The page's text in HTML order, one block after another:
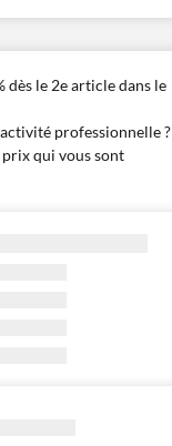
dès le 2e article dans le
professionnelle ?
qui vous sont